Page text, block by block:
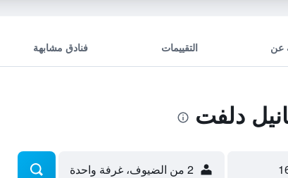
عن التقييمات فنادق مشابهة
دلفت
2 من الضيوف، غرفة واحدة